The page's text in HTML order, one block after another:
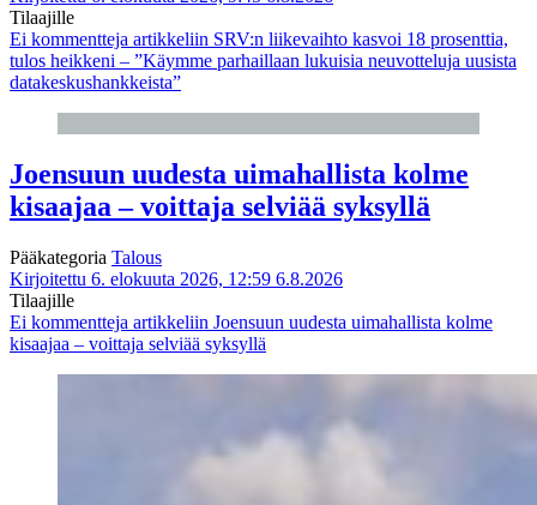
Tilaajille
Ei kommentteja artikkeliin SRV:n liikevaihto kasvoi 18 prosenttia,
tulos heikkeni – ”Käymme parhaillaan lukuisia neuvotteluja uusista
datakeskushankkeista”
Joensuun uudesta uimahallista kolme
kisaajaa – voittaja selviää syksyllä
Pääkategoria Talous
Kirjoitettu 6. elokuuta 2026, 12:59 6.8.2026
Tilaajille
Ei kommentteja artikkeliin Joensuun uudesta uimahallista kolme
kisaajaa – voittaja selviää syksyllä